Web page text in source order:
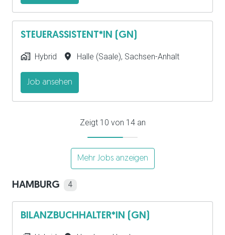
STEUERASSISTENT*IN (GN)
Hybrid Halle (Saale), Sachsen-Anhalt
Job ansehen
Zeigt 10 von 14 an
Mehr Jobs anzeigen
HAMBURG 4
BILANZBUCHHALTER*IN (GN)